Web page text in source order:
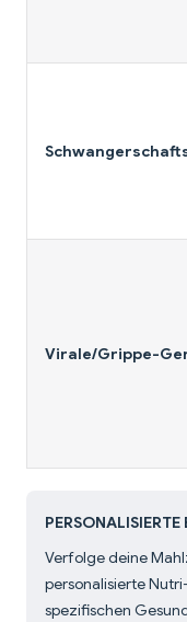
Virale/Grippe-
Verfolge deine
personalisierte
spezifischen